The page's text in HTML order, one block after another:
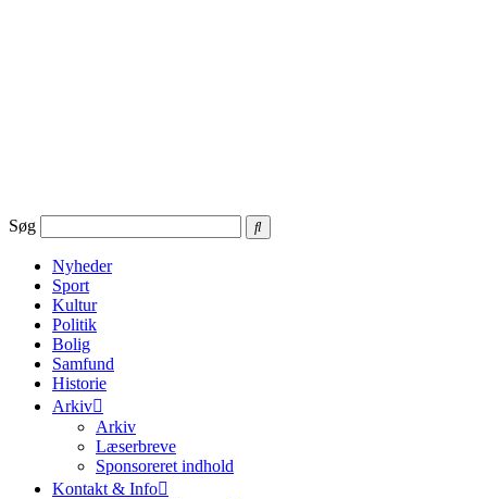
Søg
Nyheder
Sport
Kultur
Politik
Bolig
Samfund
Historie
Arkiv
Arkiv
Læserbreve
Sponsoreret indhold
Kontakt & Info